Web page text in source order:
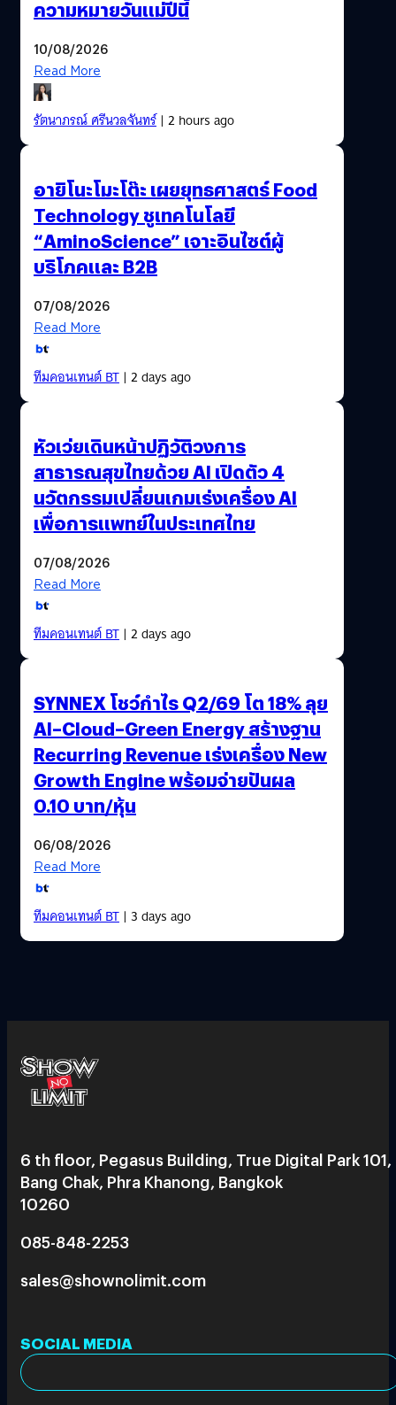
ความหมายวันแม่ปีนี้
10/08/2026
Read More
รัตนาภรณ์ ศรีนวลจันทร์| 2 hours ago
อายิโนะโมะโต๊ะ เผยยุทธศาสตร์ Food
Technology ชูเทคโนโลยี
“AminoScience” เจาะอินไซต์ผู้
บริโภคและ B2B
07/08/2026
Read More
ทีมคอนเทนต์ BT| 2 days ago
หัวเว่ยเดินหน้าปฏิวัติวงการ
สาธารณสุขไทยด้วย AI เปิดตัว 4
นวัตกรรมเปลี่ยนเกมเร่งเครื่อง AI
เพื่อการแพทย์ในประเทศไทย
07/08/2026
Read More
ทีมคอนเทนต์ BT| 2 days ago
SYNNEX โชว์กำไร Q2/69 โต 18% ลุย
AI–Cloud–Green Energy สร้างฐาน
Recurring Revenue เร่งเครื่อง New
Growth Engine พร้อมจ่ายปันผล
0.10 บาท/หุ้น
06/08/2026
Read More
ทีมคอนเทนต์ BT| 3 days ago
6 th floor, Pegasus Building, True Digital Park 101,
Bang Chak, Phra Khanong, Bangkok
10260
085-848-2253
sales@shownolimit.com
SOCIAL MEDIA